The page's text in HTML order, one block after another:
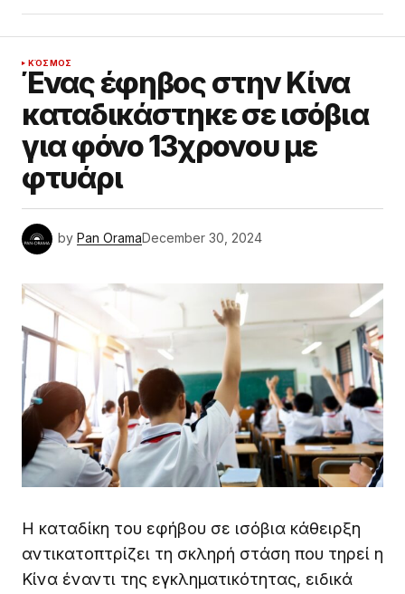
ΚΌΣΜΟΣ
Ένας έφηβος στην Κίνα
καταδικάστηκε σε ισόβια
για φόνο 13χρονου με
φτυάρι
by Pan OramaDecember 30, 2024
Η καταδίκη του εφήβου σε ισόβια κάθειρξη
αντικατοπτρίζει τη σκληρή στάση που τηρεί η
Κίνα έναντι της εγκληματικότητας, ειδικά